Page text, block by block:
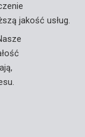
jakość usług.